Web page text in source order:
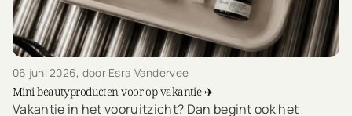
06 juni 2026, door Esra Vandervee
Mini beautyproducten voor op vakantie ✈️
Vakantie in het vooruitzicht? Dan begint ook het